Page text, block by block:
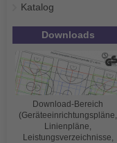
Katalog
Downloads
Download-Bereich
(Geräteeinrichtungspläne,
Linienpläne,
Leistungsverzeichnisse,